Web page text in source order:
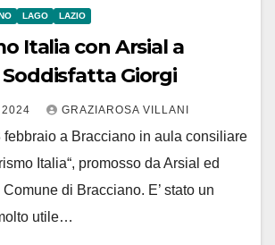
LAGO LAZIO
Italia con Arsial a
Giorgi
GRAZIAROSA VILLANI
febbraio a Bracciano in aula consiliare
Italia“, promosso da Arsial ed
di Bracciano. E’ stato un
utile…